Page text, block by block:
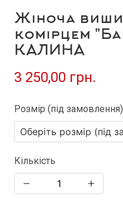
Жіноча
комірцем
КАЛИНА
3 250,00 грн.
Розмір (під замовлення)
Кількість